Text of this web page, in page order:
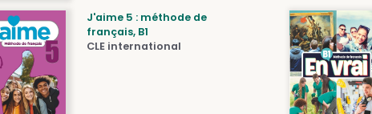
J'aime 5 : méthode de
français, B1
CLE international